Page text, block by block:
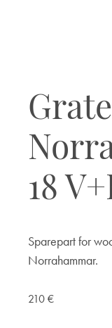
18
Sparepart for
Norrahammar.
210€